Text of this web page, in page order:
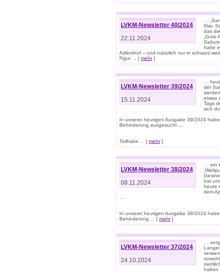
LVKM-Newsletter 40/2024
22.11.2024
…
Klar,
das
hatte
Adlershof – und natürlich nur in schwarz-
Figur ... [ mehr]
LVKM-Newsletter 39/2024
15.11.2024
…
der
etwas
Tags
sich
In unserer heutigen Ausgabe 39/2024
Behinderung ausgesucht ...
Teilhabe ... [ mehr]
LVKM-Newsletter 38/2024
08.11.2024
… ein
hat
heute
dem
In unserer heutigen Ausgabe 38/2024
Behinderung ... [ mehr]
LVKM-Newsletter 37/2024
24.10.2024
…